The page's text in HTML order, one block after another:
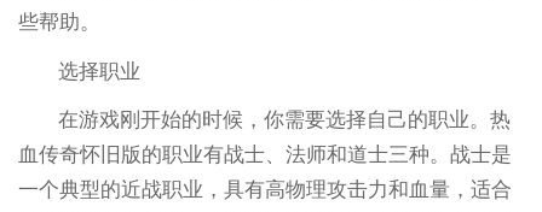
些帮助。
选择职业
在游戏刚开始的时候，你需要选择自己的职业。热
血传奇怀旧版的职业有战士、法师和道士三种。战士是
一个典型的近战职业，具有高物理攻击力和血量，适合